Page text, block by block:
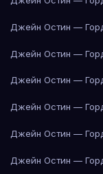
Джейн Остин —
Джейн Остин —
Джейн Остин —
Джейн Остин —
Джейн Остин —
Джейн Остин —